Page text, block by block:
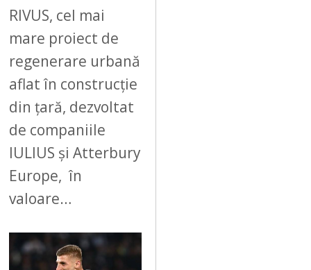
RIVUS, cel mai
mare proiect de
regenerare urbană
aflat în construcție
din țară, dezvoltat
de companiile
IULIUS și Atterbury
Europe, în
valoare…